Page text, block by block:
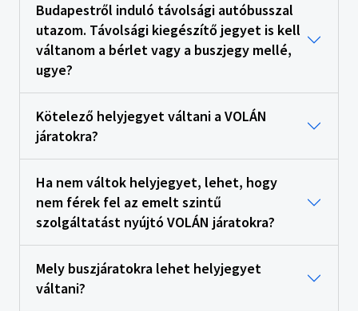
Budapestről induló távolsági autóbusszal
utazom. Távolsági kiegészítő jegyet is kell
váltanom a bérlet vagy a buszjegy mellé,
ugye?
Kötelező helyjegyet váltani a VOLÁN
járatokra?
Ha nem váltok helyjegyet, lehet, hogy
nem férek fel az emelt szintű
szolgáltatást nyújtó VOLÁN járatokra?
Mely buszjáratokra lehet helyjegyet
váltani?